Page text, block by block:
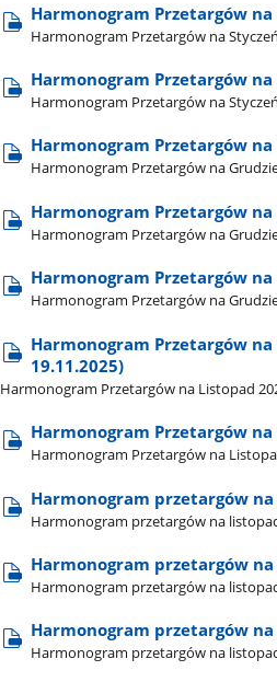
Harmonogram Przetargów
Harmonogram Przetargów na
Harmonogram Przetargów na
Harmonogram Przetargów na
Harmonogram Przetargów
Harmonogram Przetargów na
Harmonogram Przetargów
Harmonogram Przetargów na
Harmonogram Przetargów
Harmonogram Przetargów na
Harmonogram Przetargów
19.11.2025)
Harmonogram Przetargów na Listopad
Harmonogram Przetargów
Harmonogram Przetargów na
Harmonogram przetargów
Harmonogram przetargów na
Harmonogram przetargów
Harmonogram przetargów na
Harmonogram przetargów
Harmonogram przetargów na